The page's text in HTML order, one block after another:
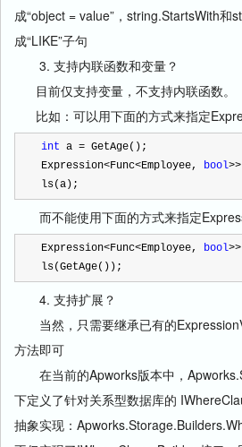
成“object = value”，string.StartsWith和
成“LIKE”子句
3. 支持内联函数和变量？
目前仅支持变量，不支持内联函数。
比如：可以用下面的方式来指定
int a = GetAge();
Expression<Func<Employee, bool>>
ls(a);
而不能使用下面的方式来指定
Expression<Func<Employee, bool>>
ls(GetAge());
4. 支持扩展？
当然，只需要继承已有的
方法即可
在当前的Apworks版本中，
下定义了针对关系型数据库的
抽象实现：